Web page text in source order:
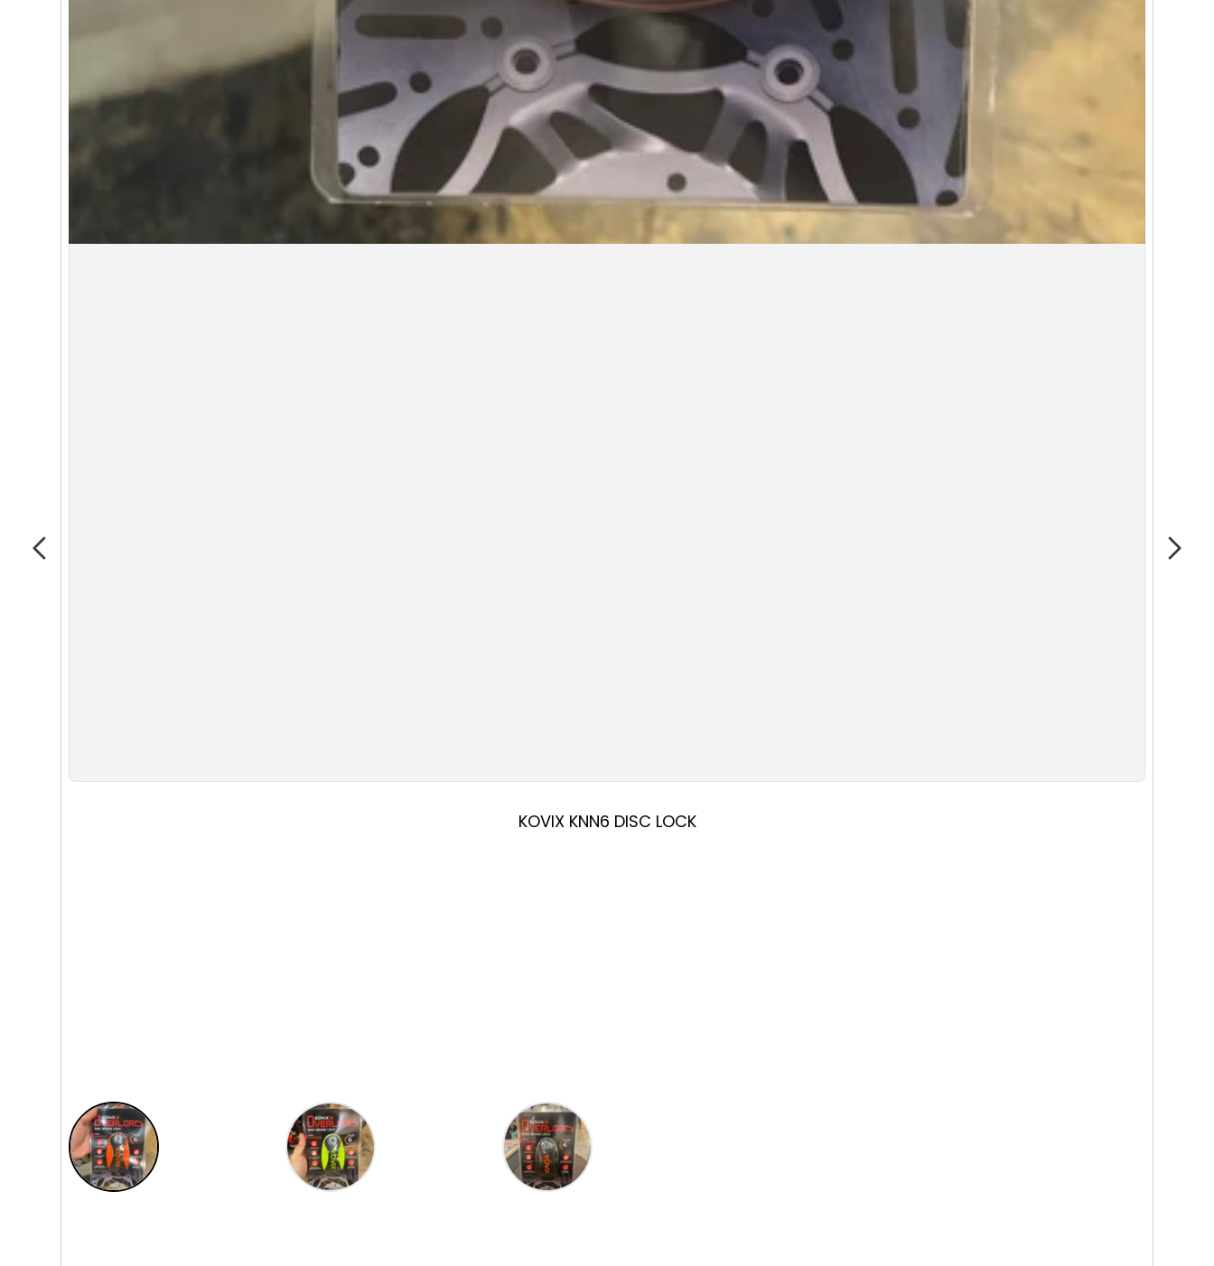
Please feel free to contact our staff.
KOVIX KNN6 DISC LOCK